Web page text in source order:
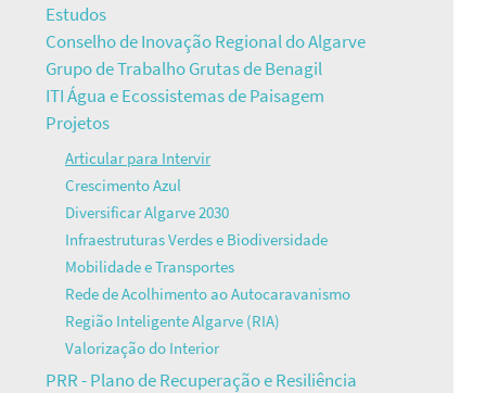
Estudos
Conselho de Inovação Regional do Algarve
Grupo de Trabalho Grutas de Benagil
ITI Água e Ecossistemas de Paisagem
Projetos
Articular para Intervir
Crescimento Azul
Diversificar Algarve 2030
Infraestruturas Verdes e Biodiversidade
Mobilidade e Transportes
Rede de Acolhimento ao Autocaravanismo
Região Inteligente Algarve (RIA)
Valorização do Interior
PRR - Plano de Recuperação e Resiliência